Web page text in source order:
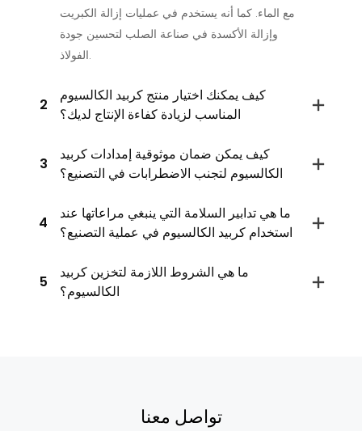
مع الماء. كما أنه يستخدم في عمليات إزالة الكبريت
وإزالة الأكسدة في صناعة الصلب لتحسين جودة
الفولاذ.
2
كيف يمكنك اختيار منتج كربيد الكالسيوم
المناسب لزيادة كفاءة الإنتاج لديك؟
3
كيف يمكن ضمان موثوقية إمدادات كربيد
الكالسيوم لتجنب الاضطرابات في التصنيع؟
4
ما هي تدابير السلامة التي ينبغي مراعاتها عند
استخدام كربيد الكالسيوم في عملية التصنيع؟
5
ما هي الشروط اللازمة لتخزين كربيد
الكالسيوم؟
تواصل معنا